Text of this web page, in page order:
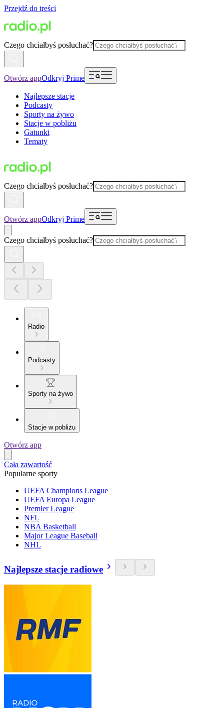
Przejdź do treści
Czego chciałbyś posłuchać?
Otwórz appOdkryj Prime
Najlepsze stacje
Podcasty
Sporty na żywo
Stacje w pobliżu
Gatunki
Tematy
Czego chciałbyś posłuchać?
Otwórz appOdkryj Prime
Czego chciałbyś posłuchać?
Radio
Podcasty
Sporty na żywo
Stacje w pobliżu
Otwórz app
Cała zawartość
Popularne sporty
UEFA Champions League
UEFA Europa League
Premier League
NFL
NBA Basketball
Major League Baseball
NHL
Najlepsze stacje radiowe